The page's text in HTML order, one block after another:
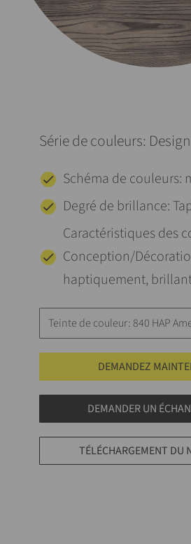
Série de couleurs: Design
Schéma de couleurs:
Degré de brillance:
Caractéristiques des
Conception/
haptiquement,
Teinte de couleur: 840 HAP
DEMANDEZ
DEMANDER UN
TÉLÉCHARGEMENT DU